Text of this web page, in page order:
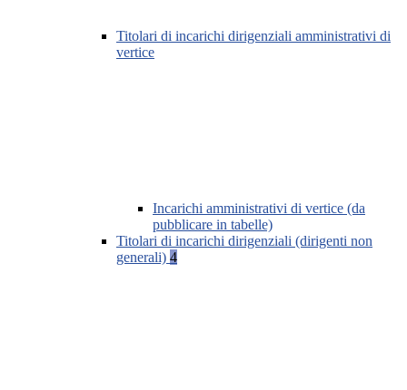
Titolari di incarichi dirigenziali amministrativi di
vertice
Incarichi amministrativi di vertice (da
pubblicare in tabelle)
Titolari di incarichi dirigenziali (dirigenti non
generali) 4